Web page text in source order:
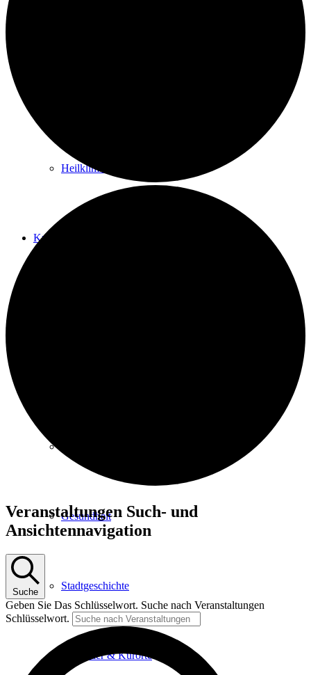
Heilklimaten
Kur & Tourismus
Gesundheit
Stadtgeschichte
Heilbäder & Kurorte
Veranstaltungen
für
Juni
2025
Veranstaltungen Such- und
Ansichtennavigation
Suche
Geben Sie Das Schlüsselwort. Suche nach Veranstaltungen
Schlüsselwort.